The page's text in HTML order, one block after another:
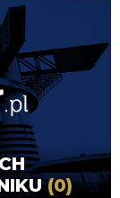
(0)